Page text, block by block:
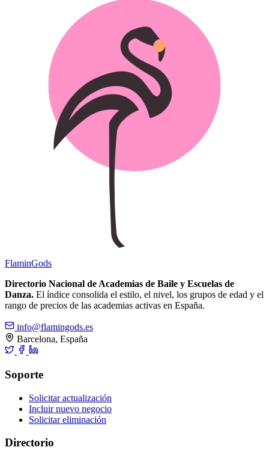
FlaminGods
Directorio Nacional de Academias de Baile y Escuelas de
Danza. El índice consolida el estilo, el nivel, los grupos de edad y el
rango de precios de las academias activas en España.
info@flamingods.es
Barcelona, España
Soporte
Solicitar actualización
Incluir nuevo negocio
Solicitar eliminación
Directorio